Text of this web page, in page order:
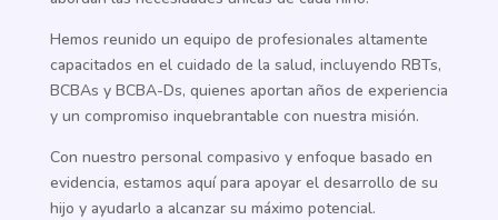
Hemos reunido un equipo de profesionales altamente
capacitados en el cuidado de la salud, incluyendo RBTs,
BCBAs y BCBA-Ds, quienes aportan años de experiencia
y un compromiso inquebrantable con nuestra misión.
Con nuestro personal compasivo y enfoque basado en
evidencia, estamos aquí para apoyar el desarrollo de su
hijo y ayudarlo a alcanzar su máximo potencial.